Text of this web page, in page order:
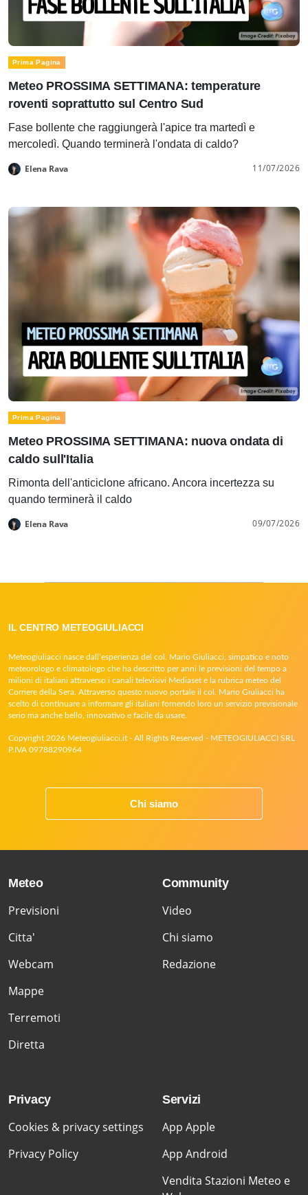
Prima Pagina
Meteo PROSSIMA SETTIMANA: temperature
roventi soprattutto sul Centro Sud
Fase bollente che raggiungerà l'apice tra martedì e
mercoledì. Quando terminerà l'ondata di caldo?
Elena Rava 11/07/2026
Prima Pagina
Meteo PROSSIMA SETTIMANA: nuova ondata di
caldo sull'Italia
Rimonta dell'anticiclone africano. Ancora incertezza su
quando terminerà il caldo
Elena Rava 09/07/2026
IL CENTRO METEOGIULIACCI
Meteogiuliacci nasce dall’esperienza del col. Mario Giuliacci, simpatico e noto
meteorologo e climatologo che ha descritto per anni le previsioni del tempo a
milioni di italiani attraverso i canali televisivi Mediaset e la rubrica meteo del
Corriere della Sera. Attraverso questo nuovo portale il col. Mario Giuliacci ha
scelto di continuare a informare gli italiani fornendo loro un servizio previsionale
serio ma anche bello, innovativo e facile da usare.
Copyright 2026 Meteogiuliacci.it - All Rights Reserved - METEOGIULIACCI SRL
P.IVA 09788290964
Chi siamo
Meteo
Previsioni
Citta'
Webcam
Mappe
Terremoti
Diretta
Community
Video
Chi siamo
Redazione
Privacy
Cookies & privacy settings
Privacy Policy
Servizi
App Apple
App Android
Vendita Stazioni Meteo e